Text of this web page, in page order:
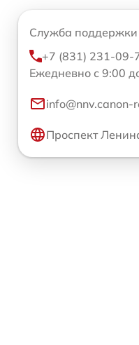
Служба поддержки
+7 (831) 231-09-
Ежедневно с 9:00
Проспект